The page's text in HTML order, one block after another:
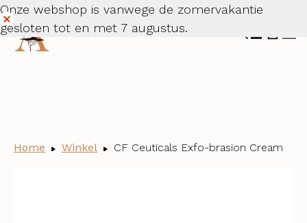
Onze webshop is vanwege de zomervakantie
gesloten tot en met 7 augustus.
Dismiss
Home Winkel CF Ceuticals Exfo-brasion Cream